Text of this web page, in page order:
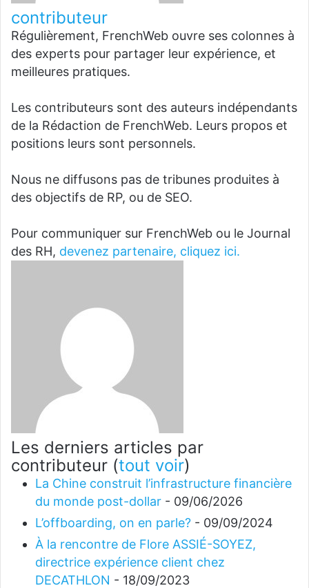
contributeur
Régulièrement, FrenchWeb ouvre ses colonnes à
des experts pour partager leur expérience, et
meilleures pratiques.
Les contributeurs sont des auteurs indépendants
de la Rédaction de FrenchWeb. Leurs propos et
positions leurs sont personnels.
Nous ne diffusons pas de tribunes produites à
des objectifs de RP, ou de SEO.
Pour communiquer sur FrenchWeb ou le Journal
des RH, devenez partenaire, cliquez ici.
Les derniers articles par
contributeur (tout voir)
La Chine construit l’infrastructure financière
du monde post-dollar - 09/06/2026
L’offboarding, on en parle? - 09/09/2024
À la rencontre de Flore ASSIÉ-SOYEZ,
directrice expérience client chez
DECATHLON - 18/09/2023